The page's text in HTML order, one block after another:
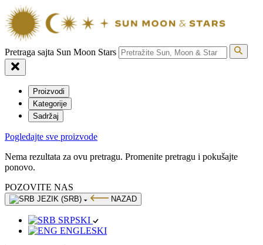
Pretraga sajta Sun Moon Stars
Proizvodi
Kategorije
Sadržaj
Pogledajte sve proizvode
Nema rezultata za ovu pretragu. Promenite pretragu i pokušajte
ponovo.
POZOVITE NAS
JEZIK (SRB) NAZAD
SRPSKI
ENGLESKI